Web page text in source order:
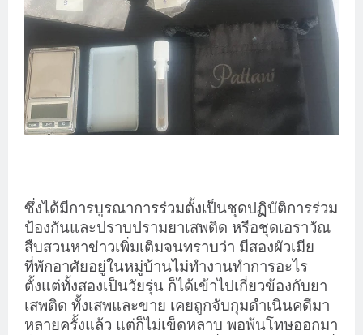
ซึ่งได้มีการบูรณาการร่วมตั้งเป็นชุดปฏิบัติการร่วม
ป้องกันและปราบปรามยาเสพติด หรือชุดเอราวัณ
สืบสวนหาข่าวเพิ่มเติมจนทราบว่า มีสองผัวเมีย
ที่พักอาศัยอยู่ในหมู่บ้านไม่ทำงานทำการอะไร
ตั้งแต่ทั้งสองเป็นวัยรุ่น ก็ได้เข้าไปเกี่ยวข้องกับยา
เสพติด ทั้งเสพและขาย เคยถูกจับกุมดำเนินคดีมา
หลายครั้งแล้ว แต่ก็ไม่เข็ดหลาบ พอพ้นโทษออกมา